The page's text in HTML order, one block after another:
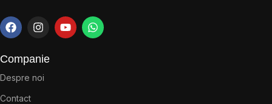
Companie
Despre noi
Contact